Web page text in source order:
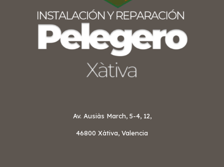
Av. Ausiàs March, 5-4, 12,
46800 Xàtiva, Valencia